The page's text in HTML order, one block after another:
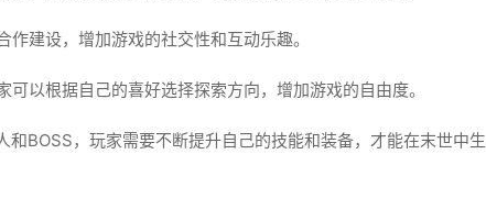
建设，增加游戏的社交性和互动乐趣。
以根据自己的喜好选择探索方向，增加游戏的自由度。
BOSS，玩家需要不断提升自己的技能和装备，才能在末世中生